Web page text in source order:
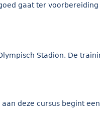
gaat ter
Stadion. De
deze cursus begint